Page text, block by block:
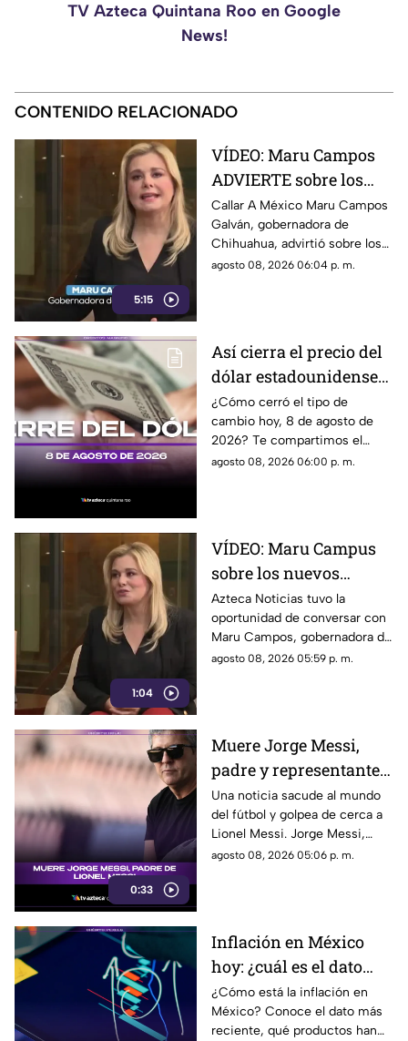
TV Azteca Quintana Roo en Google
News!
CONTENIDO RELACIONADO
5:15
VÍDEO: Maru Campos
ADVIERTE sobre los
RIESGOS de los nuevos
lineamientos
propuestos por el
Gobierno
Callar A México Maru Campos
Galván, gobernadora de
Chihuahua, advirtió sobre los
riesgos que podrían
disposiciones podrían
utilizarse para sancionar a
medios y periodistas críticos,
además de abrir la puerta a
que el poder determine qué
contenidos son información,
opinión o motivo de sanción.
agosto 08, 2026 06:04 p. m.
Así cierra el precio del
dólar estadounidense
HOY, sábado 8 de
agosto de 2026, en
Cancún
¿Cómo cerró el tipo de
cambio hoy, 8 de agosto de
2026? Te compartimos el
precio del dólar al cierre de
agosto 08, 2026 06:00 p. m.
1:04
VÍDEO: Maru Campus
sobre los nuevos
lineamientos y señala
que son un riesgo para
la libertad de expresión
Azteca Noticias tuvo la
oportunidad de conversar con
Maru Campos, gobernadora de
Chihuahua, quien habló sobre
convertirse en una forma de
censura impulsada desde el
Gobierno Federal.
agosto 08, 2026 05:59 p. m.
0:33
Muere Jorge Messi,
padre y representante
de Lionel Messi
Una noticia sacude al mundo
del fútbol y golpea de cerca a
Lionel Messi. Jorge Messi,
padre y representante del astro
agosto 08, 2026 05:06 p. m.
Inflación en México
hoy: ¿cuál es el dato
actual?
¿Cómo está la inflación en
México? Conoce el dato más
reciente, qué productos han